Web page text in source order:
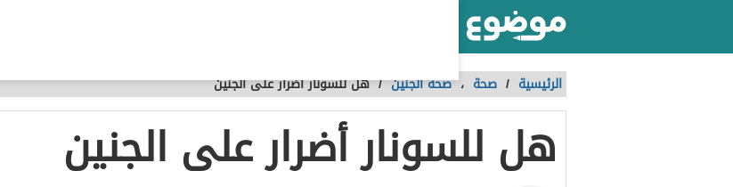
الرئيسية / صحة ،صحة الجنين /هل للسونار أضرار على الجنين
هل للسونار أضرار على الجنين